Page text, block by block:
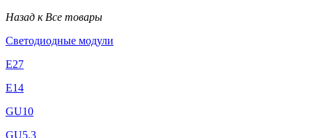
Назад к Все товары
Светодиодные модули
E27
E14
GU10
GU5.3